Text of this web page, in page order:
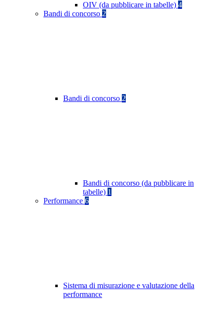
OIV (da pubblicare in tabelle) 4
Bandi di concorso 2
Bandi di concorso 2
Bandi di concorso (da pubblicare in
tabelle) 1
Performance 6
Sistema di misurazione e valutazione della
performance